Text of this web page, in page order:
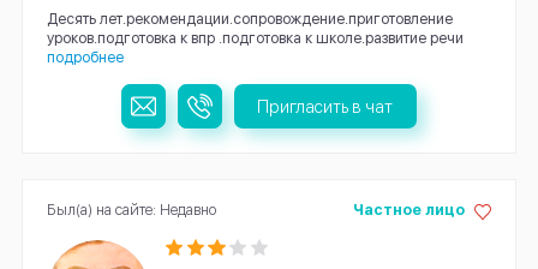
Десять лет.рекомендации.сопровождение.приготовление
уроков.подготовка к впр .подготовка к школе.развитие речи
подробнее
Пригласить в чат
Частное лицо
Был(а) на сайте: Недавно